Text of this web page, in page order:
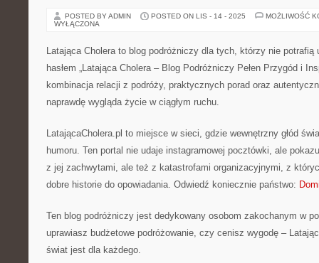
POSTED BY ADMIN POSTED ON LIS - 14 - 2025
MOŻLIWOŚĆ
WYŁĄCZONA
Latająca Cholera to blog podróżniczy dla tych, którzy nie
hasłem „Latająca Cholera – Blog Podróżniczy Pełen Przygód i
kombinacja relacji z podróży, praktycznych porad oraz
naprawdę wygląda życie w ciągłym ruchu.
LatającaCholera.pl to miejsce w sieci, gdzie wewnętrzny głód
humoru. Ten portal nie udaje instagramowej pocztówki, ale
z jej zachwytami, ale też z katastrofami organizacyjnymi, z
dobre historie do opowiadania. Odwiedź koniecznie państwo:
Ten blog podróżniczy jest dedykowany osobom zakochanym w
uprawiasz budżetowe podróżowanie, czy cenisz wygodę –
świat jest dla każdego.